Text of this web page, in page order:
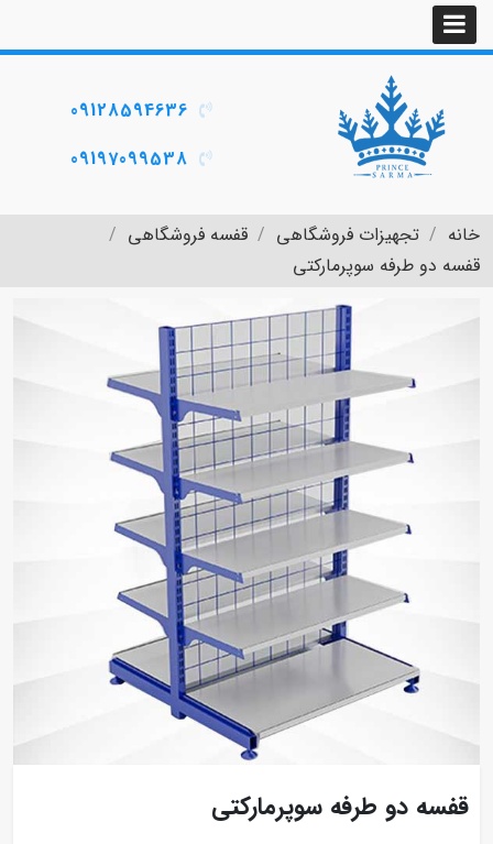
09128594636
09197099538
خانه تجهیزات فروشگاهی
قفسه فروشگاهی
قفسه دو طرفه سوپرمارکتی
قفسه دو طرفه سوپرمارکتی